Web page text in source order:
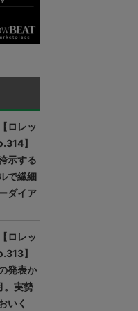
ロレッ
】
示する
で繊細
ダイア
ロレッ
】
発表か
。実勢
いく